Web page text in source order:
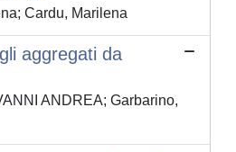
Cardu, Marilena
aggregati da
ANDREA; Garbarino,